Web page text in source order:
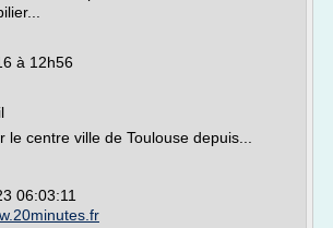
à 12h56
le centre ville de Toulouse depuis...
06:03:11